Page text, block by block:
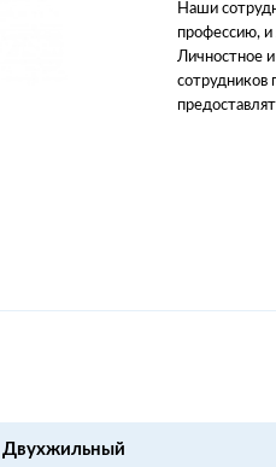
Наши
профессию,
Личностное
сотрудников
Двухжильный